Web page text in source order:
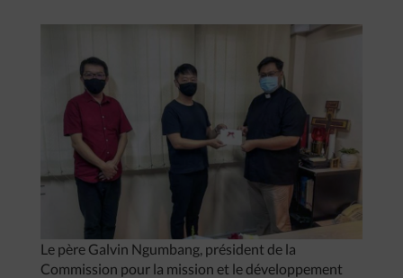
Le père Galvin Ngumbang, président de la
Commission pour la mission et le développement